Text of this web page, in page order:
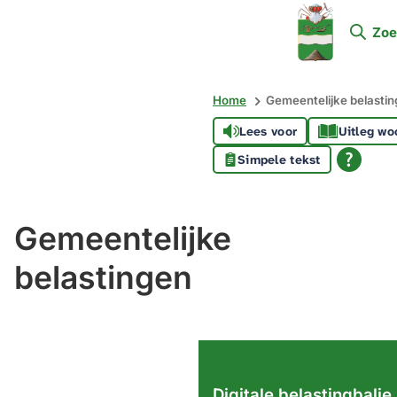
Mijn
Soest
Home Gemeentelijke
Lees voor
Uitleg
Simpele tekst
Gemeentelijke
belastingen